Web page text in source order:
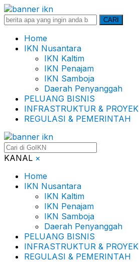
Search
CARI
Home
IKN Nusantara
IKN Kaltim
IKN Penajam
IKN Samboja
Daerah Penyanggah
PELUANG BISNIS
INFRASTRUKTUR & PROYEK
REGULASI & PEMERINTAH
KANAL ×
Home
IKN Nusantara
IKN Kaltim
IKN Penajam
IKN Samboja
Daerah Penyanggah
PELUANG BISNIS
INFRASTRUKTUR & PROYEK
REGULASI & PEMERINTAH